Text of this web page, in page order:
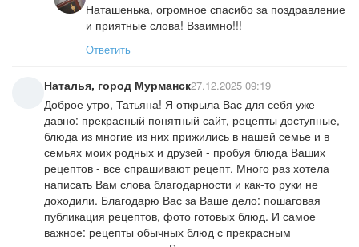
Наташенька, огромное спасибо за поздравление
и приятные слова! Взаимно!!!
Ответить
Наталья, город Мурманск27.12.2025 09:19
Доброе утро, Татьяна! Я открыла Вас для себя уже
давно: прекрасный понятный сайт, рецепты доступные,
блюда из многие из них прижились в нашей семье и в
семьях моих родных и друзей - пробуя блюда Ваших
рецептов - все спрашивают рецепт. Много раз хотела
написать Вам слова благодарности и как-то руки не
доходили. Благодарю Вас за Ваше дело: пошаговая
публикация рецептов, фото готовых блюд. И самое
важное: рецепты обычных блюд с прекрасным